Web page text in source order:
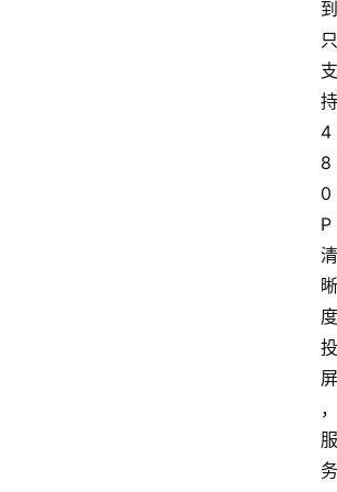
到
只
支
持
4
8
0
P
清
晰
度
投
屏
，
服
务